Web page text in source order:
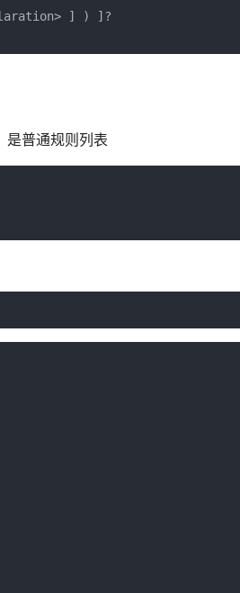
] ) ]?
普通规则列表